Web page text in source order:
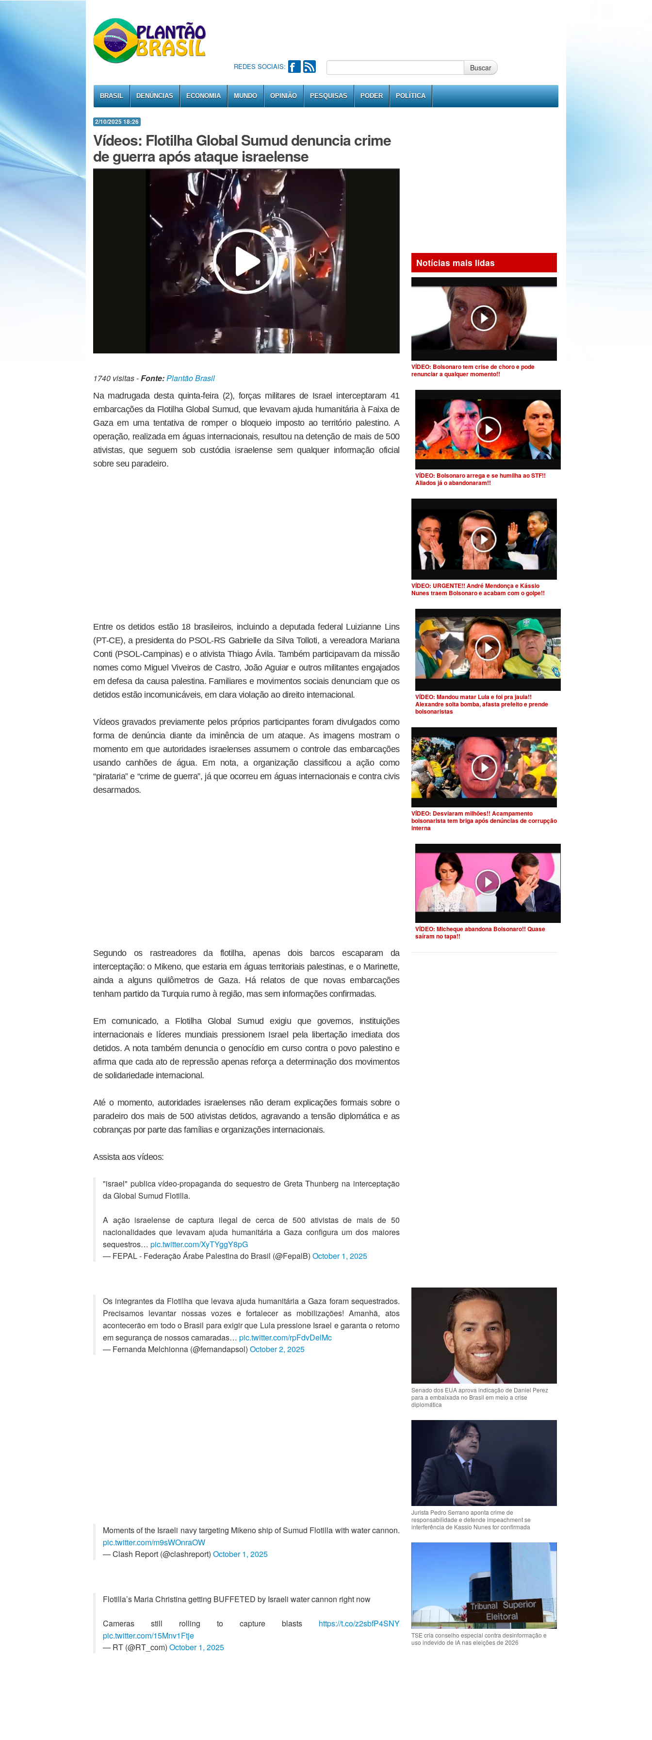
REDES SOCIAIS: Buscar
BRASIL DENÚNCIAS ECONOMIA MUNDO OPINIÃO PESQUISAS PODER POLÍTICA
2/10/2025 18:26
Vídeos: Flotilha Global Sumud denuncia crime
de guerra após ataque israelense
1740 visitas -Fonte:Plantão Brasil
Na madrugada desta quinta-feira (2), forças militares de Israel interceptaram 41
embarcações da Flotilha Global Sumud, que levavam ajuda humanitária à Faixa de
Gaza em uma tentativa de romper o bloqueio imposto ao território palestino. A
operação, realizada em águas internacionais, resultou na detenção de mais de 500
ativistas, que seguem sob custódia israelense sem qualquer informação oficial
sobre seu paradeiro.
Entre os detidos estão 18 brasileiros, incluindo a deputada federal Luizianne Lins
(PT-CE), a presidenta do PSOL-RS Gabrielle da Silva Tolloti, a vereadora Mariana
Conti (PSOL-Campinas) e o ativista Thiago Ávila. Também participavam da missão
nomes como Miguel Viveiros de Castro, João Aguiar e outros militantes engajados
em defesa da causa palestina. Familiares e movimentos sociais denunciam que os
detidos estão incomunicáveis, em clara violação ao direito internacional.
Vídeos gravados previamente pelos próprios participantes foram divulgados como
forma de denúncia diante da iminência de um ataque. As imagens mostram o
momento em que autoridades israelenses assumem o controle das embarcações
usando canhões de água. Em nota, a organização classificou a ação como
“pirataria” e “crime de guerra”, já que ocorreu em águas internacionais e contra civis
desarmados.
Segundo os rastreadores da flotilha, apenas dois barcos escaparam da
interceptação: o Mikeno, que estaria em águas territoriais palestinas, e o Marinette,
ainda a alguns quilômetros de Gaza. Há relatos de que novas embarcações
tenham partido da Turquia rumo à região, mas sem informações confirmadas.
Em comunicado, a Flotilha Global Sumud exigiu que governos, instituições
internacionais e líderes mundiais pressionem Israel pela libertação imediata dos
detidos. A nota também denuncia o genocídio em curso contra o povo palestino e
afirma que cada ato de repressão apenas reforça a determinação dos movimentos
de solidariedade internacional.
Até o momento, autoridades israelenses não deram explicações formais sobre o
paradeiro dos mais de 500 ativistas detidos, agravando a tensão diplomática e as
cobranças por parte das famílias e organizações internacionais.
Assista aos vídeos:
"israel" publica vídeo-propaganda do sequestro de Greta Thunberg na interceptação
da Global Sumud Flotilla.
A ação israelense de captura ilegal de cerca de 500 ativistas de mais de 50
nacionalidades que levavam ajuda humanitária a Gaza configura um dos maiores
sequestros… pic.twitter.com/XyTYggY8pG
— FEPAL - Federação Árabe Palestina do Brasil (@FepalB) October 1, 2025
Os integrantes da Flotilha que levava ajuda humanitária a Gaza foram sequestrados.
Precisamos levantar nossas vozes e fortalecer as mobilizações! Amanhã, atos
acontecerão em todo o Brasil para exigir que Lula pressione Israel e garanta o retorno
em segurança de nossos camaradas… pic.twitter.com/rpFdvDelMc
— Fernanda Melchionna (@fernandapsol) October 2, 2025
Moments of the Israeli navy targeting Mikeno ship of Sumud Flotilla with water cannon.
pic.twitter.com/m9sWOnraOW
— Clash Report (@clashreport) October 1, 2025
Flotilla’s Maria Christina getting BUFFETED by Israeli water cannon right now
Cameras still rolling to capture blasts https://t.co/z2sbfP4SNY
pic.twitter.com/15Mnv1Ftje
— RT (@RT_com) October 1, 2025
Notícias mais lidas
VÍDEO: Bolsonaro tem crise de choro e pode
renunciar a qualquer momento!!
VÍDEO: Bolsonaro arrega e se humilha ao STF!!
Aliados já o abandonaram!!
VÍDEO: URGENTE!! André Mendonça e Kássio
Nunes traem Bolsonaro e acabam com o golpe!!
VÍDEO: Mandou matar Lula e foi pra jaula!!
Alexandre solta bomba, afasta prefeito e prende
bolsonaristas
VÍDEO: Desviaram milhões!! Acampamento
bolsonarista tem briga após denúncias de corrupção
interna
VÍDEO: Micheque abandona Bolsonaro!! Quase
saíram no tapa!!
Senado dos EUA aprova indicação de Daniel Perez
para a embaixada no Brasil em meio a crise
diplomática
Jurista Pedro Serrano aponta crime de
responsabilidade e defende impeachment se
interferência de Kassio Nunes for confirmada
TSE cria conselho especial contra desinformação e
uso indevido de IA nas eleições de 2026